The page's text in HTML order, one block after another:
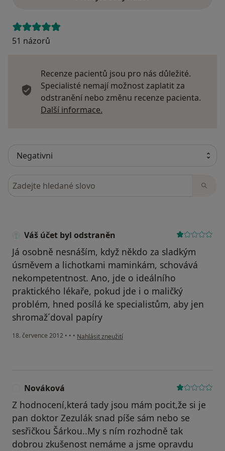
51 názorů
Recenze pacientů jsou pro nás důležité.
Specialisté nemají možnost zaplatit za
odstranění nebo změnu recenze pacienta.
Další informace.
Hledejte v názorech
Váš účet byl odstraněn
Já osobně nesnáším, když někdo za sladkým
úsměvem a lichotkami maminkám, schovává
nekompetentnost. Ano, jde o ideálního
praktického lékaře, pokud jde i o maličký
problém, hned posílá ke specialistům, aby jen
shromaž´doval papíry
18. července 2012 • • • podle názoru uživatele Váš účet byl odstraněn
Nahlásit zneužití
Nováková
Z hodnocení,která tady jsou mám pocit,že si je
pan doktor Zezulák snad píše sám nebo se
sesřičkou Šárkou..My s ním rozhodně tak
dobrou zkušenost nemáme a jsme opravdu